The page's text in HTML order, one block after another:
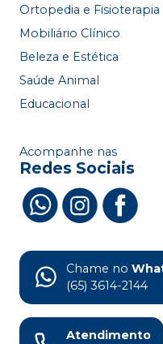
Ortopedia e Fisioterapia
Mobiliário Clínico
Beleza e Estética
Saúde Animal
Educacional
Acompanhe nas
Redes Sociais
Chame no
(65) 3614-2144
Atendimento